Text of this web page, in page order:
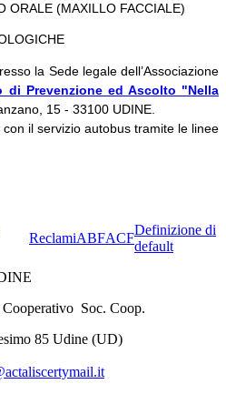
ORALE (MAXILLO FACCIALE)
la Sede legale dell’Associazione
di Prevenzione ed Ascolto "Nella
15 - 33100 UDINE.
il servizio autobus tramite le linee
ReclamiABFACF
Definizione di
default
Soc. Coop.
85 Udine (UD)